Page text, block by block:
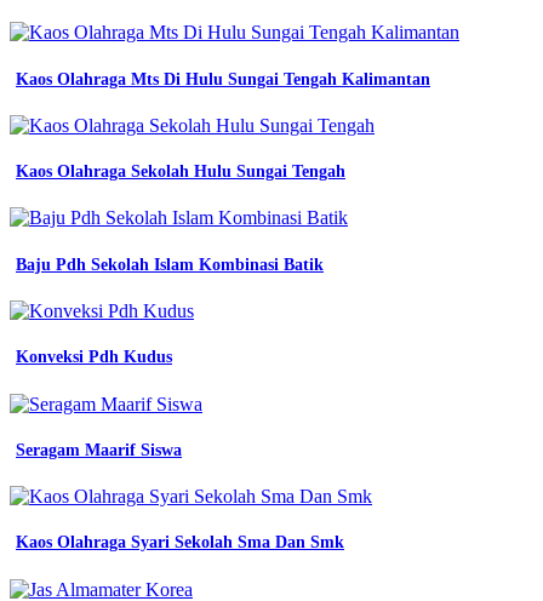
medan
jual
safety
kerja
kerja
coverall
Jual
Baju
Seragam
Jual
Baju
Seragam
Kerja
Di
Medan
Kaos Olahraga Mts Di Hulu Sungai Tengah Kalimantan
Kaos Olahraga Sekolah Hulu Sungai Tengah
Baju Pdh Sekolah Islam Kombinasi Batik
Konveksi Pdh Kudus
Seragam Maarif Siswa
Kaos Olahraga Syari Sekolah Sma Dan Smk